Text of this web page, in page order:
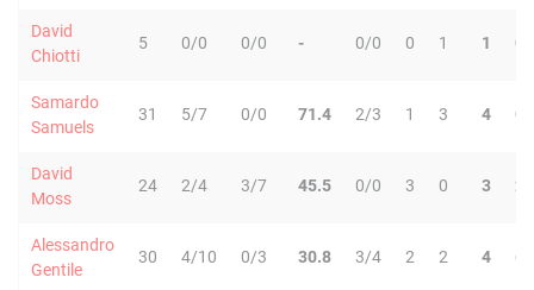
David
Chiotti
5 0/0 0/0 - 0/0 0 1 1 0
Samardo
Samuels
31 5/7 0/0 71.4 2/3 1 3 4 0
David
Moss
24 2/4 3/7 45.5 0/0 3 0 3 2
Alessandro
Gentile
30 4/10 0/3 30.8 3/4 2 2 4 6